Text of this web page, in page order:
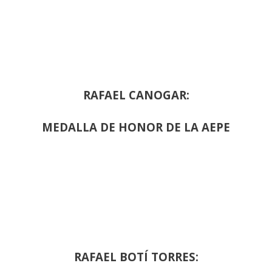
RAFAEL CANOGAR:
MEDALLA DE HONOR DE LA AEPE
RAFAEL BOTÍ TORRES: